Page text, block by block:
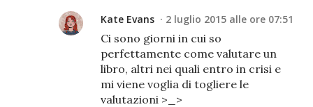
Kate Evans 2 luglio 2015 alle ore 07:51
Ci sono giorni in cui so
perfettamente come valutare un
libro, altri nei quali entro in crisi e
mi viene voglia di togliere le
valutazioni >_>